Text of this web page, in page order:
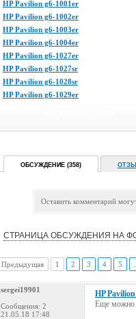
HP Pavilion g6-1001er
HP Pavilion g6-1002er
HP Pavilion g6-1003er
HP Pavilion g6-1004er
HP Pavilion g6-1027er
HP Pavilion g6-1027sr
HP Pavilion g6-1028sr
HP Pavilion g6-1029er
ОБСУЖДЕНИЕ (358)
Оставить комментарий
СТРАНИЦА ОБСУЖДЕНИЯ НА
Предыдущая 1 2 3 4 5
sergei19901
Сообщения: 2
21.05.18 17:48
HP
Еще можно